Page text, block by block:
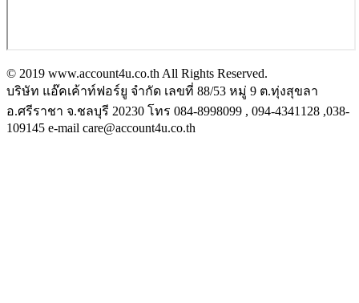
© 2019 www.account4u.co.th All Rights Reserved.
บริษัท แอ๊คเค้าท์ฟอร์ยู จำกัด เลขที่ 88/53 หมู่ 9 ต.ทุ่งสุขลา
อ.ศรีราชา จ.ชลบุรี 20230 โทร 084-8998099 , 094-4341128 ,038-
109145 e-mail care@account4u.co.th